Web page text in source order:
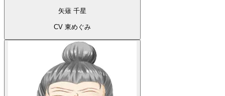
矢薙 千星
CV 東めぐみ